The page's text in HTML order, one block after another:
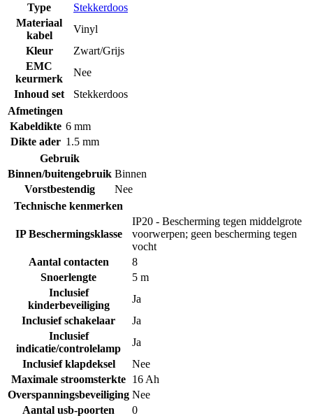
Type
Stekkerdoos
Materiaal
kabel
Vinyl
Kleur
Zwart/Grijs
EMC
keurmerk
Nee
Inhoud set
Stekkerdoos
Afmetingen
Kabeldikte 6 mm
Dikte ader 1.5 mm
Gebruik
Binnen/buitengebruik Binnen
Vorstbestendig
Nee
Technische kenmerken
IP Beschermingsklasse
IP20 - Bescherming tegen middelgrote
voorwerpen; geen bescherming tegen
vocht
Aantal contacten
8
Snoerlengte
5 m
Inclusief
kinderbeveiliging
Ja
Inclusief schakelaar
Ja
Inclusief
indicatie/controlelamp
Ja
Inclusief klapdeksel
Nee
Maximale stroomsterkte 16 Ah
Overspanningsbeveiliging Nee
Aantal usb-poorten
0